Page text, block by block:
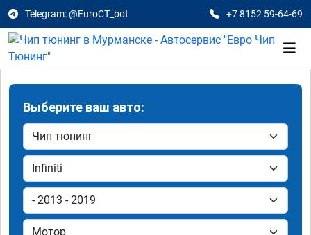
Telegram: @EuroCT_bot +7 8152 59-64-69
Выберите ваш авто: